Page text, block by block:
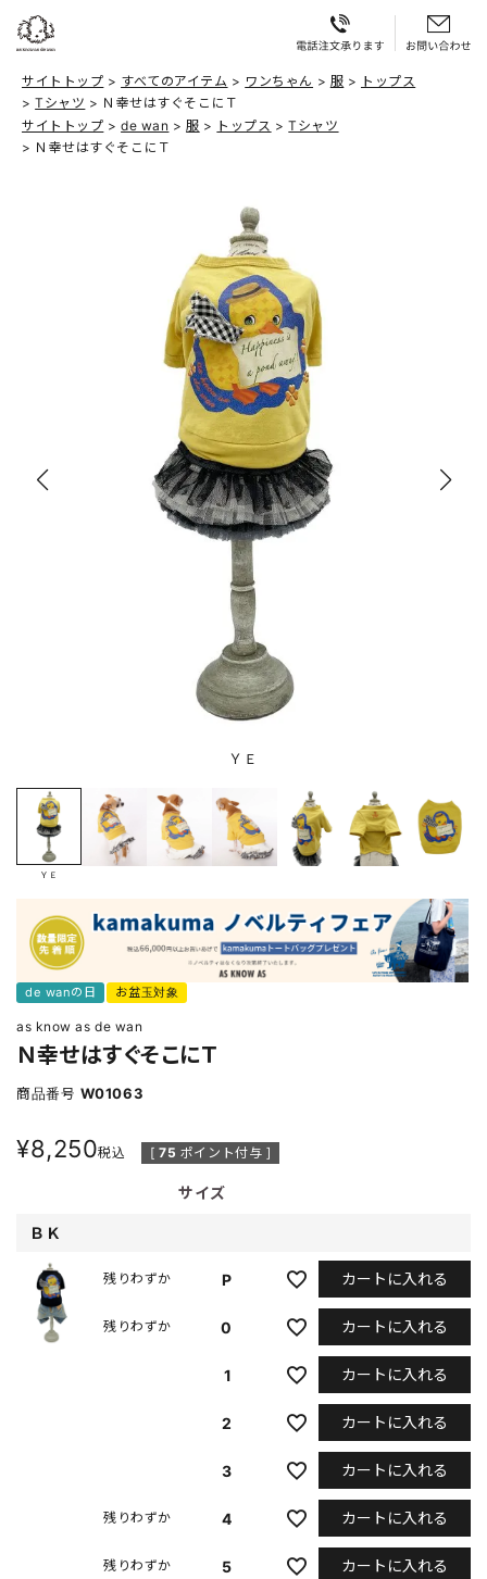
サイトトップ すべてのアイテム ワンちゃん 服
トップス
Tシャツ
Ｎ幸せはすぐそこにＴ
サイトトップ
de wan 服 トップス
Tシャツ
Ｎ幸せはすぐそこにＴ
ＹＥ
ＹＥ
de wanの日 お盆玉対象
as know as de wan
Ｎ幸せはすぐそこにＴ
商品番号 W01063
¥8,250税込 [ 75 ポイント付与 ]
サイズ
ＢＫ
P
残りわずか カートに入れる
0
残りわずか カートに入れる
1 カートに入れる
2 カートに入れる
3 カートに入れる
4
残りわずか カートに入れる
5
残りわずか カートに入れる